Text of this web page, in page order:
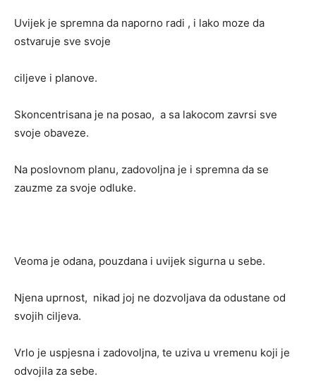
Uvijek je spremna da naporno radi , i lako moze da
ostvaruje sve svoje
ciljeve i planove.
Skoncentrisana je na posao, a sa lakocom zavrsi sve
svoje obaveze.
Na poslovnom planu, zadovoljna je i spremna da se
zauzme za svoje odluke.
Veoma je odana, pouzdana i uvijek sigurna u sebe.
Njena uprnost, nikad joj ne dozvoljava da odustane od
svojih ciljeva.
Vrlo je uspjesna i zadovoljna, te uziva u vremenu koji je
odvojila za sebe.